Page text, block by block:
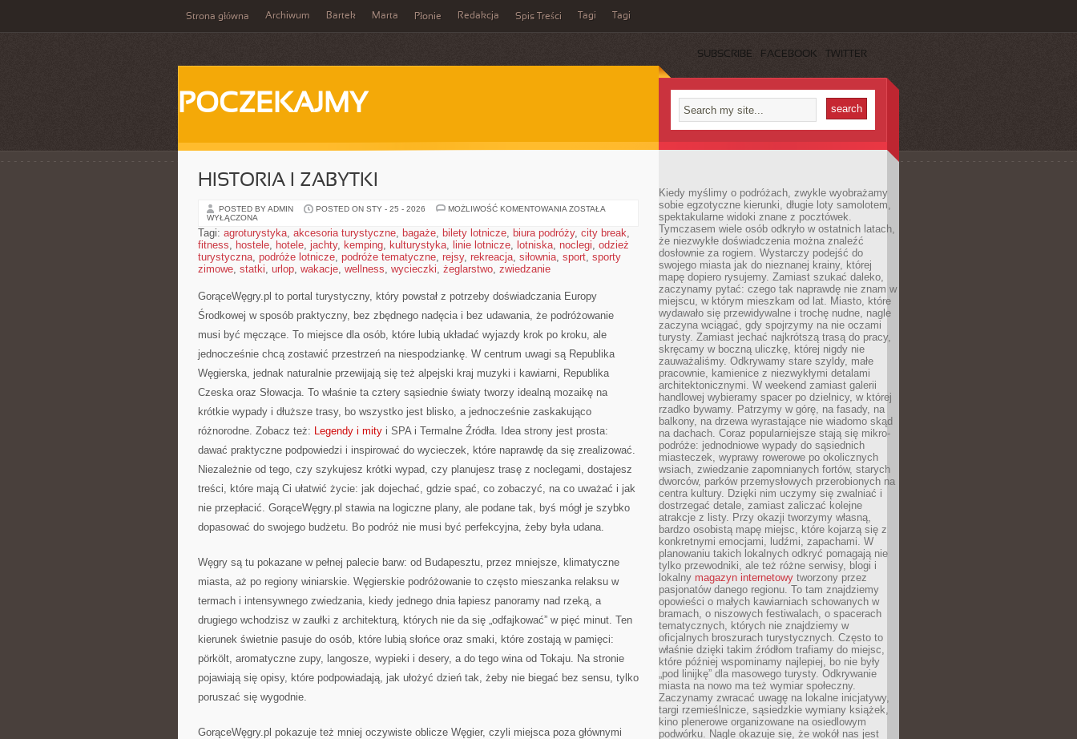
Strona główna Archiwum Bartek Marta Płonie Redakcja Spis Treści Tagi Tagi
SUBSCRIBE FACEBOOK TWITTER
POCZEKAJMY
HISTORIA I ZABYTKI
POSTED BY ADMIN POSTED ON STY - 25 - 2026 MOŻLIWOŚĆ KOMENTOWANIA HISTORIA
ZOSTAŁA
WYŁĄCZONA
Tagi: agroturystyka, akcesoria turystyczne, bagaże, bilety lotnicze, biura podróży, city break,
fitness, hostele, hotele, jachty, kemping, kulturystyka, linie lotnicze, lotniska, noclegi, odzież
turystyczna, podróże lotnicze, podróże tematyczne, rejsy, rekreacja, siłownia, sport, sporty
zimowe, statki, urlop, wakacje, wellness, wycieczki, żeglarstwo, zwiedzanie
GorąceWęgry.pl to portal turystyczny, który powstał z potrzeby doświadczania Europy
Środkowej w sposób praktyczny, bez zbędnego nadęcia i bez udawania, że podróżowanie
musi być męczące. To miejsce dla osób, które lubią układać wyjazdy krok po kroku, ale
jednocześnie chcą zostawić przestrzeń na niespodziankę. W centrum uwagi są Republika
Węgierska, jednak naturalnie przewijają się też alpejski kraj muzyki i kawiarni, Republika
Czeska oraz Słowacja. To właśnie ta cztery sąsiednie światy tworzy idealną mozaikę na
krótkie wypady i dłuższe trasy, bo wszystko jest blisko, a jednocześnie zaskakująco
różnorodne. Zobacz też: Legendy i mity i SPA i Termalne Źródła. Idea strony jest prosta:
dawać praktyczne podpowiedzi i inspirować do wycieczek, które naprawdę da się zrealizować.
Niezależnie od tego, czy szykujesz krótki wypad, czy planujesz trasę z noclegami, dostajesz
treści, które mają Ci ułatwić życie: jak dojechać, gdzie spać, co zobaczyć, na co uważać i jak
nie przepłacić. GorąceWęgry.pl stawia na logiczne plany, ale podane tak, byś mógł je szybko
dopasować do swojego budżetu. Bo podróż nie musi być perfekcyjna, żeby była udana.
Węgry są tu pokazane w pełnej palecie barw: od Budapesztu, przez mniejsze, klimatyczne
miasta, aż po regiony winiarskie. Węgierskie podróżowanie to często mieszanka relaksu w
termach i intensywnego zwiedzania, kiedy jednego dnia łapiesz panoramy nad rzeką, a
drugiego wchodzisz w zaułki z architekturą, których nie da się „odfajkować” w pięć minut. Ten
kierunek świetnie pasuje do osób, które lubią słońce oraz smaki, które zostają w pamięci:
pörkölt, aromatyczne zupy, langosze, wypieki i desery, a do tego wina od Tokaju. Na stronie
pojawiają się opisy, które podpowiadają, jak ułożyć dzień tak, żeby nie biegać bez sensu, tylko
poruszać się wygodnie.
GorąceWęgry.pl pokazuje też mniej oczywiste oblicze Węgier, czyli miejsca poza głównymi
Kiedy myślimy o podróżach, zwykle wyobrażamy
sobie egzotyczne kierunki, długie loty samolotem,
spektakularne widoki znane z pocztówek.
Tymczasem wiele osób odkryło w ostatnich latach,
że niezwykłe doświadczenia można znaleźć
dosłownie za rogiem. Wystarczy podejść do
swojego miasta jak do nieznanej krainy, której
mapę dopiero rysujemy. Zamiast szukać daleko,
zaczynamy pytać: czego tak naprawdę nie znam w
miejscu, w którym mieszkam od lat. Miasto, które
wydawało się przewidywalne i trochę nudne, nagle
zaczyna wciągać, gdy spojrzymy na nie oczami
turysty. Zamiast jechać najkrótszą trasą do pracy,
skręcamy w boczną uliczkę, której nigdy nie
zauważaliśmy. Odkrywamy stare szyldy, małe
pracownie, kamienice z niezwykłymi detalami
architektonicznymi. W weekend zamiast galerii
handlowej wybieramy spacer po dzielnicy, w której
rzadko bywamy. Patrzymy w górę, na fasady, na
balkony, na drzewa wyrastające nie wiadomo skąd
na dachach. Coraz popularniejsze stają się mikro-
podróże: jednodniowe wypady do sąsiednich
miasteczek, wyprawy rowerowe po okolicznych
wsiach, zwiedzanie zapomnianych fortów, starych
dworców, parków przemysłowych przerobionych na
centra kultury. Dzięki nim uczymy się zwalniać i
dostrzegać detale, zamiast zaliczać kolejne
atrakcje z listy. Przy okazji tworzymy własną,
bardzo osobistą mapę miejsc, które kojarzą się z
konkretnymi emocjami, ludźmi, zapachami. W
planowaniu takich lokalnych odkryć pomagają nie
tylko przewodniki, ale też różne serwisy, blogi i
lokalny magazyn internetowy tworzony przez
pasjonatów danego regionu. To tam znajdziemy
opowieści o małych kawiarniach schowanych w
bramach, o niszowych festiwalach, o spacerach
tematycznych, których nie znajdziemy w
oficjalnych broszurach turystycznych. Często to
właśnie dzięki takim źródłom trafiamy do miejsc,
które później wspominamy najlepiej, bo nie były
„pod linijkę” dla masowego turysty. Odkrywanie
miasta na nowo ma też wymiar społeczny.
Zaczynamy zwracać uwagę na lokalne inicjatywy,
targi rzemieślnicze, sąsiedzkie wymiany książek,
kino plenerowe organizowane na osiedlowym
podwórku. Nagle okazuje się, że wokół nas jest